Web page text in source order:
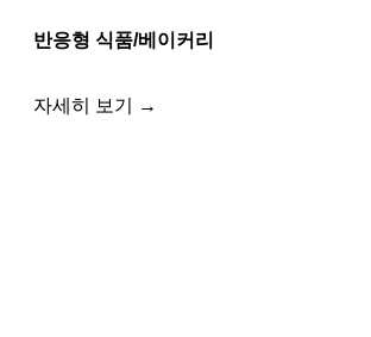
반응형 식품/베이커리
자세히 보기 →